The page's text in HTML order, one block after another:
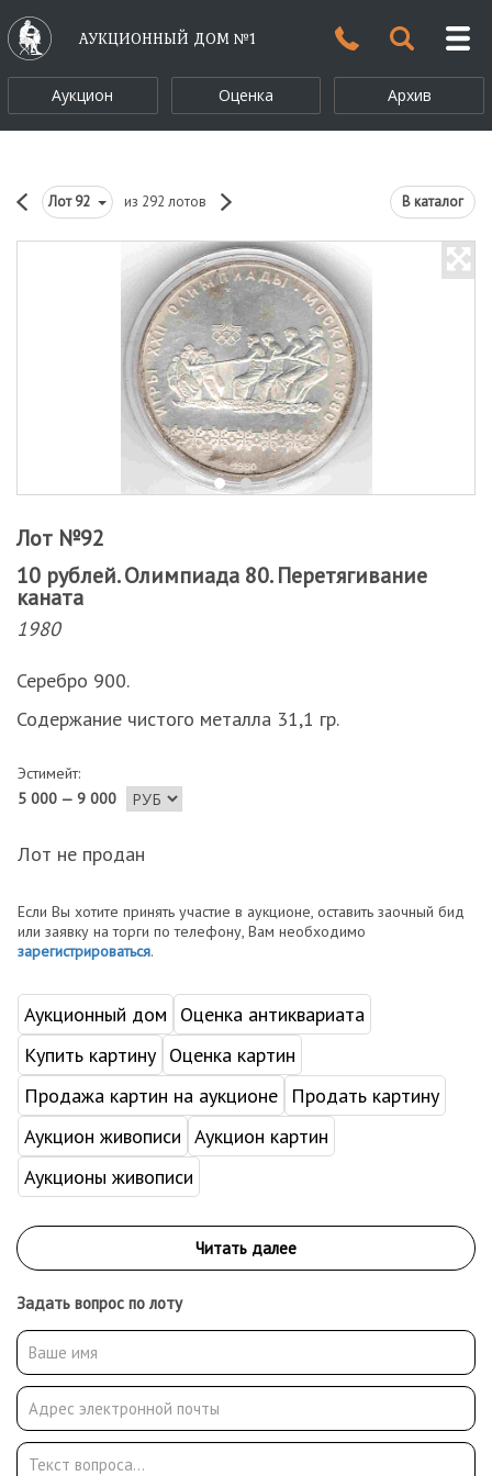
АУКЦИОННЫЙ ДОМ №1
Аукцион Оценка Архив
Лот92 из 292 лотов В каталог
Лот №92
10 рублей. Олимпиада 80. Перетягивание
каната
1980
Серебро 900.
Содержание чистого металла 31,1 гр.
Эстимейт:
5 000 — 9 000
Лот не продан
Если Вы хотите принять участие в аукционе, оставить заочный бид
или заявку на торги по телефону, Вам необходимо
зарегистрироваться.
Аукционный дом
Оценка антиквариата
Купить картину Оценка картин
Продажа картин на аукционе
Продать картину
Аукцион живописи Аукцион картин
Аукционы живописи
Задать вопрос по лоту